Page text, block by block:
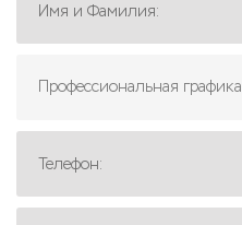
Имя и Фамилия:
Профессиональная графика
Телефон: